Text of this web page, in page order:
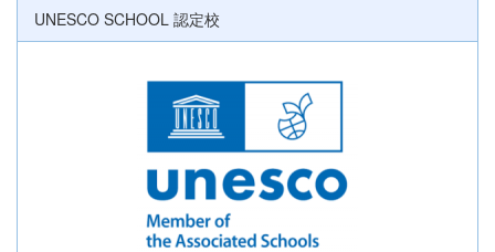
UNESCO SCHOOL 認定校